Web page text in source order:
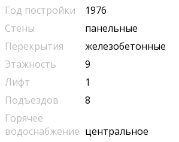
Год постройки
1976
Стены
панельные
Перекрытия
железобетонные
Этажность
9
Лифт
1
Подъездов
8
Горячее
водоснабжение центральное